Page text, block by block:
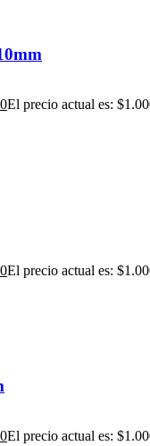
El precio actual es:
El precio actual es:
El precio actual es: